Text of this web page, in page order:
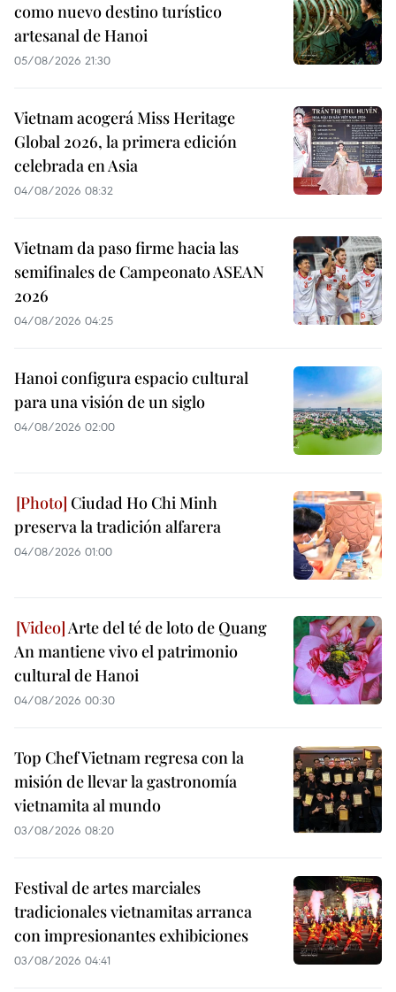
como nuevo destino turístico
artesanal de Hanoi
05/08/2026 21:30
Vietnam acogerá Miss Heritage
Global 2026, la primera edición
celebrada en Asia
04/08/2026 08:32
Vietnam da paso firme hacia las
semifinales de Campeonato ASEAN
2026
04/08/2026 04:25
Hanoi configura espacio cultural
para una visión de un siglo
04/08/2026 02:00
Ciudad Ho Chi Minh
preserva la tradición alfarera
04/08/2026 01:00
Arte del té de loto de Quang
An mantiene vivo el patrimonio
cultural de Hanoi
04/08/2026 00:30
Top Chef Vietnam regresa con la
misión de llevar la gastronomía
vietnamita al mundo
03/08/2026 08:20
Festival de artes marciales
tradicionales vietnamitas arranca
con impresionantes exhibiciones
03/08/2026 04:41